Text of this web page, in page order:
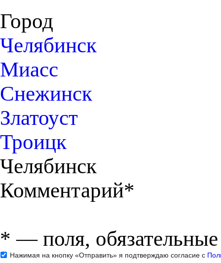
Город
Челябинск
Миасс
Снежинск
Златоуст
Троицк
Челябинск
Комментарий*
* — поля,
Нажимая на кнопку «Отправить» я подтверждаю согласие с